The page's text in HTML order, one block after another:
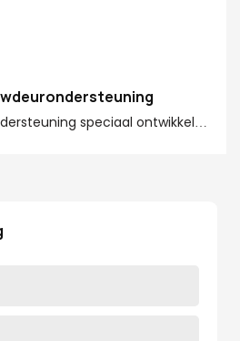
speciaal ontwikkeld
te installeren en het comfort